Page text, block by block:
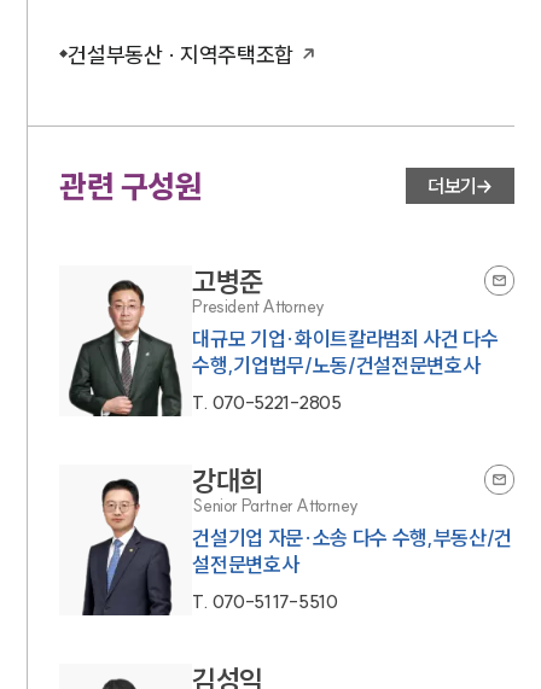
건설부동산 · 지역주택조합
관련 구성원 더보기
고병준
President Attorney
대규모 기업·화이트칼라범죄 사건 다수
수행,기업법무/노동/건설전문변호사
T. 070-5221-2805
강대희
Senior Partner Attorney
건설기업 자문·소송 다수 수행,부동산/건
설전문변호사
T. 070-5117-5510
김성익